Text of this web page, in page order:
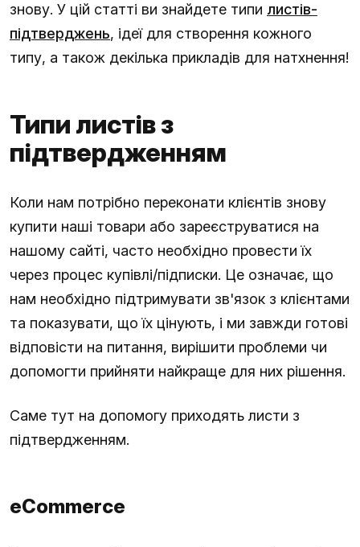
знову. У цій статті ви знайдете типи листів-
підтверджень, ідеї для створення кожного
типу, а також декілька прикладів для натхнення!
Типи листів з
підтвердженням
Коли нам потрібно переконати клієнтів знову
купити наші товари або зареєструватися на
нашому сайті, часто необхідно провести їх
через процес купівлі/підписки. Це означає, що
нам необхідно підтримувати зв'язок з клієнтами
та показувати, що їх цінують, і ми завжди готові
відповісти на питання, вирішити проблеми чи
допомогти прийняти найкраще для них рішення.
Саме тут на допомогу приходять листи з
підтвердженням.
eCommerce